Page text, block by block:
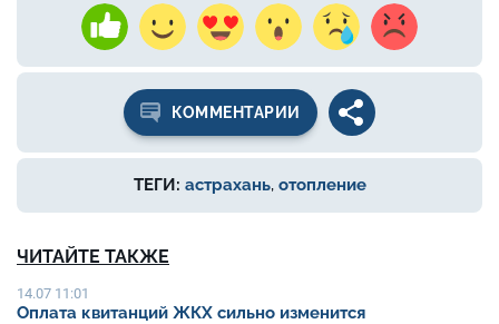
КОММЕНТАРИИ
ТЕГИ: астрахань, отопление
ЧИТАЙТЕ ТАКЖЕ
14.07 11:01
Оплата квитанций ЖКХ сильно изменится